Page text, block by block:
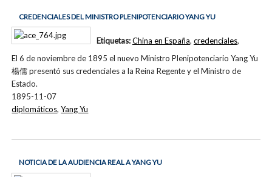
CREDENCIALES DEL MINISTRO PLENIPOTENCIARIO YANG YU
El 6 de noviembre de 1895 el nuevo Ministro Plenipotenciario Yang Yu
楊儒 presentó sus credenciales a la Reina Regente y el Ministro de
Estado.
1895-11-07
Etiquetas:China en España, credenciales,
diplomáticos,Yang Yu
NOTICIA DE LA AUDIENCIA REAL A YANG YU